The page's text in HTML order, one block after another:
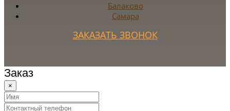
Балаково
Самара
ЗАКАЗАТЬ ЗВОНОК
Заказ
×